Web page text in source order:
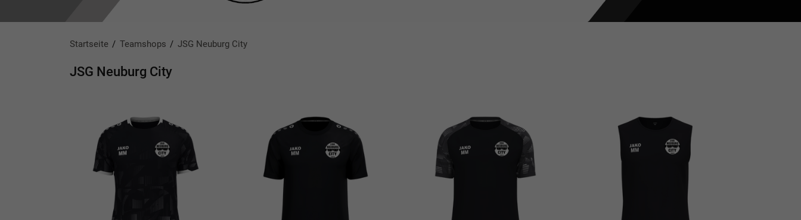
Startseite Teamshops JSG Neuburg City
JSG Neuburg City